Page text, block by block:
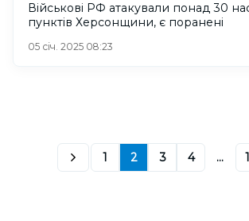
Військові РФ атакували понад 30
пунктів Херсонщини, є поранені
05 січ. 2025 08:23
1 2 3 4 ...